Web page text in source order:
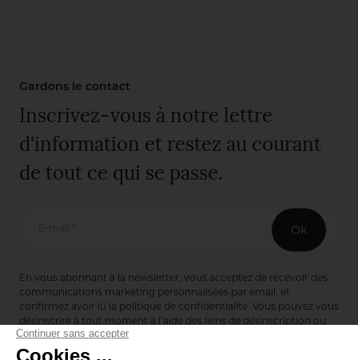
Gardons le contact
Inscrivez-vous à notre lettre
d'information et restez au courant
de tout ce qui se passe.
E-mail * Ok
En vous abonnant à la newsletter, vous acceptez de recevoir des
communications marketing personnalisées par email, et
confirmez avoir lu la politique de confidentialité. Vous pouvez vous
désinscrire à tout moment à l’aide des liens de désinscription ou
en nous contactant via notre formulaire de contact :